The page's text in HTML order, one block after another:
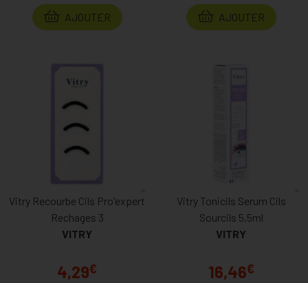
AJOUTER
AJOUTER
Vitry Recourbe Cils Pro'expert
Rechages 3
VITRY
4,29€
Vitry Tonicils Serum Cils
Sourcils 5,5ml
VITRY
16,46€